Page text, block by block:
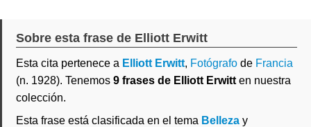
Sobre esta frase de Elliott Erwitt
Esta cita pertenece a Elliott Erwitt, Fotógrafo de Francia
(n. 1928). Tenemos 9 frases de Elliott Erwitt en nuestra
colección.
Esta frase está clasificada en el tema Belleza y